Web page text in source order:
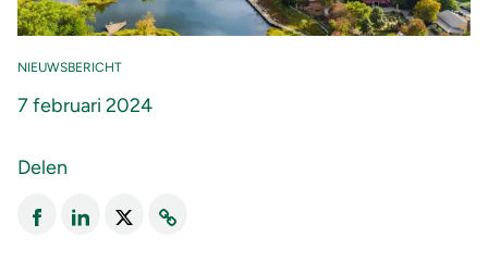
NIEUWSBERICHT
7 februari 2024
Delen